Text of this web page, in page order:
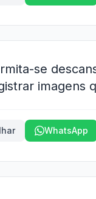
se
imagens
WhatsApp